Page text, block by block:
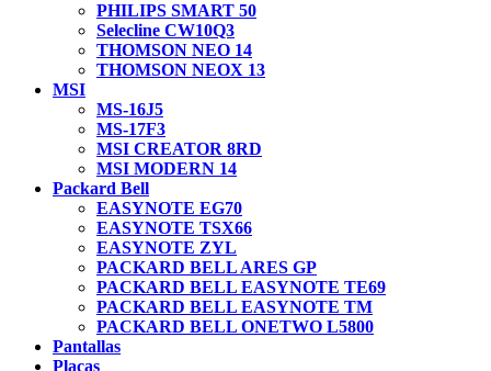
PHILIPS SMART 50
Selecline CW10Q3
THOMSON NEO 14
THOMSON NEOX 13
MSI
MS-16J5
MS-17F3
MSI CREATOR 8RD
MSI MODERN 14
Packard Bell
EASYNOTE EG70
EASYNOTE TSX66
EASYNOTE ZYL
PACKARD BELL ARES GP
PACKARD BELL EASYNOTE TE69
PACKARD BELL EASYNOTE TM
PACKARD BELL ONETWO L5800
Pantallas
Placas